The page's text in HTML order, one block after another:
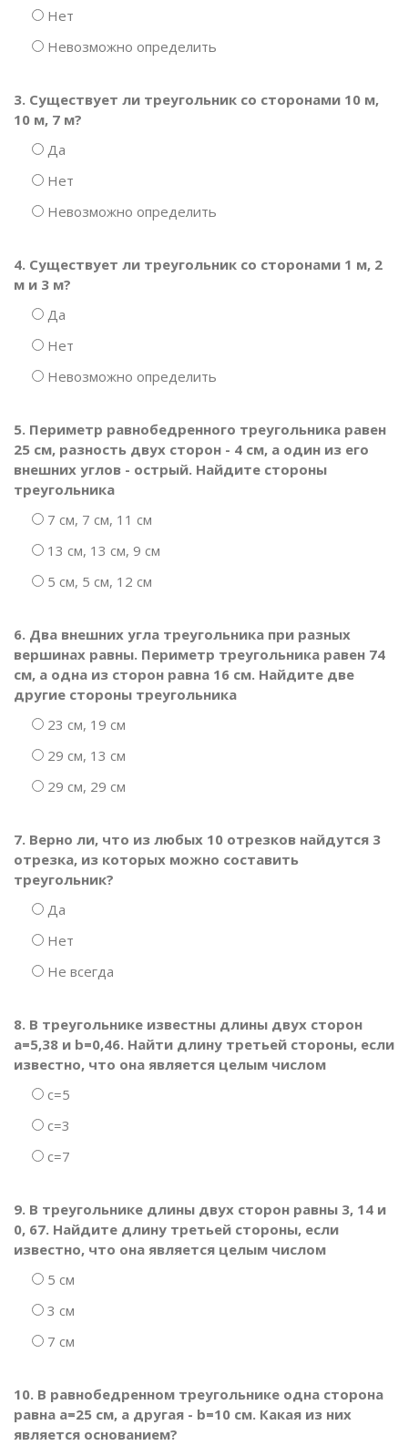
Нет
Невозможно определить
3. Существует ли треугольник со сторонами 10 м,
10 м, 7 м?
Да
Нет
Невозможно определить
4. Существует ли треугольник со сторонами 1 м, 2
м и 3 м?
Да
Нет
Невозможно определить
5. Периметр равнобедренного треугольника равен
25 см, разность двух сторон - 4 см, а один из его
внешних углов - острый. Найдите стороны
треугольника
7 см, 7 см, 11 см
13 см, 13 см, 9 см
5 см, 5 см, 12 см
6. Два внешних угла треугольника при разных
вершинах равны. Периметр треугольника равен 74
см, а одна из сторон равна 16 см. Найдите две
другие стороны треугольника
23 см, 19 см
29 см, 13 см
29 см, 29 см
7. Верно ли, что из любых 10 отрезков найдутся 3
отрезка, из которых можно составить
треугольник?
Да
Нет
Не всегда
8. В треугольнике известны длины двух сторон
a=5,38 и b=0,46. Найти длину третьей стороны, если
известно, что она является целым числом
c=5
c=3
c=7
9. В треугольнике длины двух сторон равны 3, 14 и
0, 67. Найдите длину третьей стороны, если
известно, что она является целым числом
5 см
3 см
7 см
10. В равнобедренном треугольнике одна сторона
равна a=25 см, а другая - b=10 см. Какая из них
является основанием?